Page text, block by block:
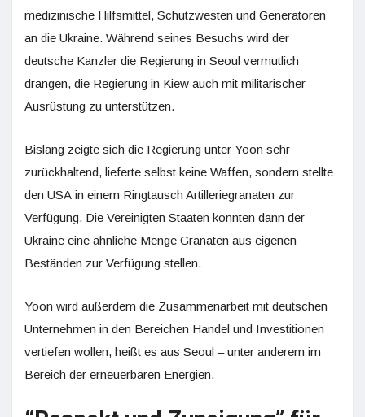
medizinische Hilfsmittel, Schutzwesten und Generatoren
an die Ukraine. Während seines Besuchs wird der
deutsche Kanzler die Regierung in Seoul vermutlich
drängen, die Regierung in Kiew auch mit militärischer
Ausrüstung zu unterstützen.
Bislang zeigte sich die Regierung unter Yoon sehr
zurückhaltend, lieferte selbst keine Waffen, sondern stellte
den USA in einem Ringtausch Artilleriegranaten zur
Verfügung. Die Vereinigten Staaten konnten dann der
Ukraine eine ähnliche Menge Granaten aus eigenen
Beständen zur Verfügung stellen.
Yoon wird außerdem die Zusammenarbeit mit deutschen
Unternehmen in den Bereichen Handel und Investitionen
vertiefen wollen, heißt es aus Seoul – unter anderem im
Bereich der erneuerbaren Energien.